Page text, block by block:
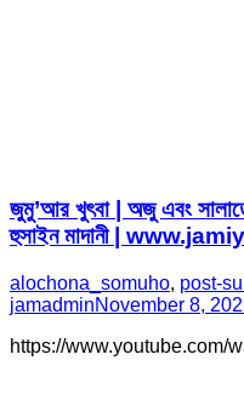
জুমু’আর খুৎবা | অজু এবং
হুসাইন মাদানী |
alochona_somuho, post-
jamadminNovember 8,
https://www.youtube.com/